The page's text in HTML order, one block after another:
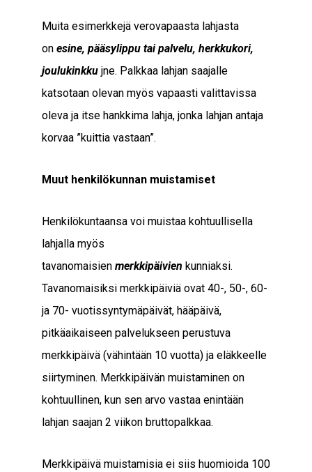
Muita esimerkkejä verovapaasta lahjasta
on esine, pääsylippu tai palvelu, herkkukori,
joulukinkku jne. Palkkaa lahjan saajalle
katsotaan olevan myös vapaasti valittavissa
oleva ja itse hankkima lahja, jonka lahjan antaja
korvaa ”kuittia vastaan”.
Muut henkilökunnan muistamiset
Henkilökuntaansa voi muistaa kohtuullisella
lahjalla myös
tavanomaisien merkkipäivien kunniaksi.
Tavanomaisiksi merkkipäiviä ovat 40-, 50-, 60-
ja 70- vuotissyntymäpäivät, hääpäivä,
pitkäaikaiseen palvelukseen perustuva
merkkipäivä (vähintään 10 vuotta) ja eläkkeelle
siirtyminen. Merkkipäivän muistaminen on
kohtuullinen, kun sen arvo vastaa enintään
lahjan saajan 2 viikon bruttopalkkaa.
Merkkipäivä muistamisia ei siis huomioida 100